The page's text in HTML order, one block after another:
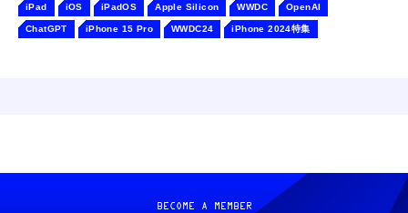
iPad iOS iPadOS Apple Silicon WWDC OpenAI
ChatGPT iPhone 15 Pro WWDC24 iPhone 2024特集
BECOME A MEMBER